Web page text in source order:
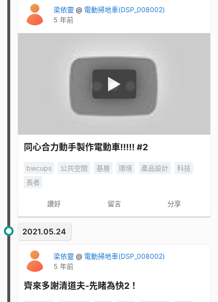
梁依靈 @ 電動掃地車(DSP_008002)
5 年前
同心合力動手製作電動車!!!!! #2
bwcups 公共空間 基層 環境 產品設計
科技
長者
讚好 留言 分享
2021.05.24
梁依靈 @ 電動掃地車(DSP_008002)
5 年前
齊來多謝清道夫-先睹為快2！